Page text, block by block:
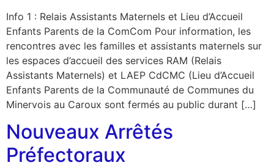
Info 1 : Relais Assistants Maternels et Lieu d’Accueil
Enfants Parents de la ComCom Pour information, les
rencontres avec les familles et assistants maternels sur
les espaces d’accueil des services RAM (Relais
Assistants Maternels) et LAEP CdCMC (Lieu d’Accueil
Enfants Parents de la Communauté de Communes du
Minervois au Caroux sont fermés au public durant […]
Nouveaux Arrêtés
Préfectoraux